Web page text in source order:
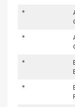
*
*
*
*